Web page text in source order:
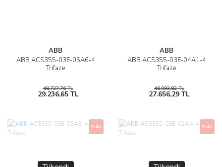
ABB
ABB ACS355-03E-05A6-4
Trifaze
48.727,76 TL
29.236,65 TL
ABB
ABB ACS355-03E-04A1-4
Trifaze
46.093,82 TL
27.656,29 TL
%40 %40